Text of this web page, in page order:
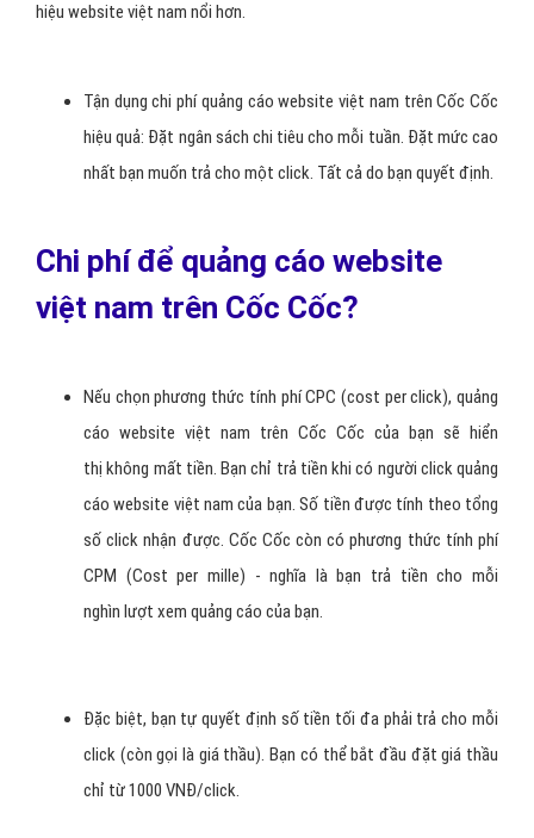
hiệu website việt nam nổi hơn.
Tận dụng chi phí quảng cáo website việt nam trên Cốc Cốc
hiệu quả: Đặt ngân sách chi tiêu cho mỗi tuần. Đặt mức cao
nhất bạn muốn trả cho một click. Tất cả do bạn quyết định.
Chi phí để quảng cáo website
việt nam trên Cốc Cốc?
Nếu chọn phương thức tính phí CPC (cost per click), quảng
cáo website việt nam trên Cốc Cốc của bạn sẽ hiển
thị không mất tiền. Bạn chỉ trả tiền khi có người click quảng
cáo website việt nam của bạn. Số tiền được tính theo tổng
số click nhận được. Cốc Cốc còn có phương thức tính phí
CPM (Cost per mille) - nghĩa là bạn trả tiền cho mỗi
nghìn lượt xem quảng cáo của bạn.
Đặc biệt, bạn tự quyết định số tiền tối đa phải trả cho mỗi
click (còn gọi là giá thầu). Bạn có thể bắt đầu đặt giá thầu
chỉ từ 1000 VNĐ/click.